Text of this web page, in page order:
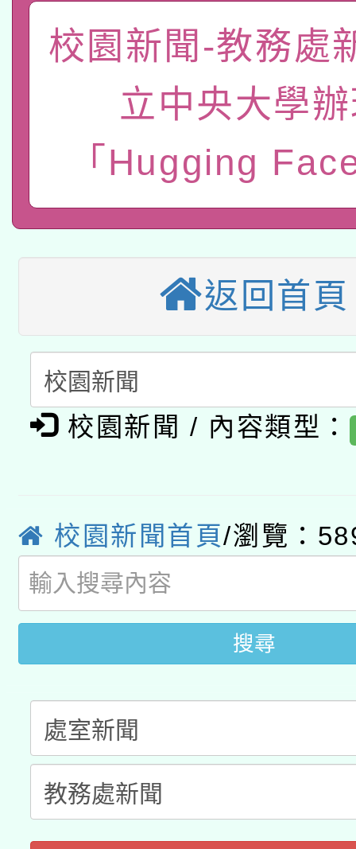
「數位內容與教學軟體
pilot」
薪期間赴陸應申請許可
轉知經濟部水利署委託
業技術研究院辦理「
用水績優單位及節水達
動」
115年8月22日(星期六
桃園市孔廟祈福系列
本校115學年度第2次
招甄選結果公告(無人
適應運動共學行動站研
本館辦理115年度閱讀
暨閱讀推動專業研習
科技賦能─人工智慧
礎課程
A3數位素養講師名單
「數位內容與教學軟
薪期間赴陸應申請許可
轉知經濟部水利署委託
業技術研究院辦理「
用水績優單位及節水達
115年8月22日(星期六
桃園市孔廟祈福系列
開 智慧啟航」
2026年桃園地景藝術
校園新聞-教務處
立中央大學
「Hugging
返回首頁
校園新聞 / 內容類型：
校園新聞首頁/瀏覽：
搜尋